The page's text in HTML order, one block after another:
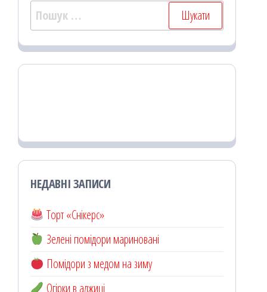
Пошук:
НЕДАВНІ ЗАПИСИ
Торт «Снікерс»
Зелені помідори мариновані
Помідори з медом на зиму
Огірки в аджиці